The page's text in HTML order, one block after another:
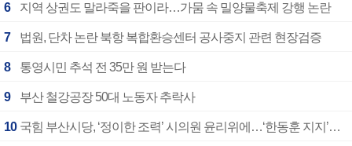
6 지역 상권도 말라죽을 판이라…가뭄 속 밀양물축제 강행 논란
7 법원, 단차 논란 북항 복합환승센터 공사중지 관련 현장검증
8 통영시민 추석 전 35만 원 받는다
9 부산 철강공장 50대 노동자 추락사
10 국힘 부산시당, ‘정이한 조력’ 시의원 윤리위에…‘한동훈 지지’도 신고접수